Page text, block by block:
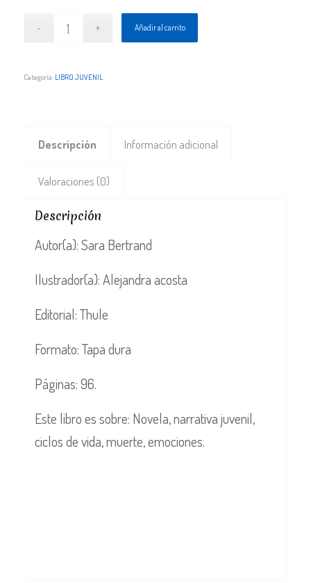
Añadir al carrito
Categoría: LIBRO JUVENIL
Descripción Información adicional
Valoraciones (0)
Descripción
Autor(a): Sara Bertrand
Ilustrador(a): Alejandra acosta
Editorial: Thule
Formato: Tapa dura
Páginas: 96.
Este libro es sobre: Novela, narrativa juvenil,
ciclos de vida, muerte, emociones.